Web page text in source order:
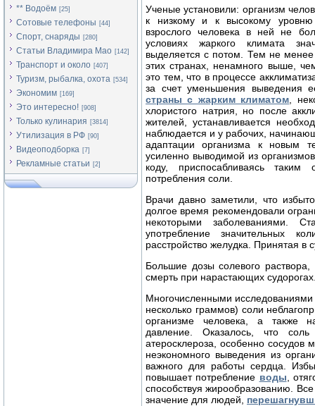
** Водоём [25]
Сотовые телефоны [44]
Спорт, снаряды [280]
Статьи Владимира Мао [142]
Транспорт и около [407]
Туризм, рыбалка, охота [534]
Экономим [169]
Это интересно! [908]
Только кулинария [3814]
Утилизация в РФ [90]
Видеоподборка [7]
Рекламные статьи [2]
Ученые установили: организм
к низкому и к высокому уровню
взрослого человека в ней не
условиях жаркого климата
выделяется с потом. Тем не
этих странах, ненамного выше,
это тем, что в процессе
за счет уменьшения выведения
страны с жарким климатом ,
хлористого натрия, но после
жителей, устанавливается
наблюдается и у рабочих,
адаптации организма к новым
усиленно выводимой из
коду, приспосабливаясь
потребления соли.
Врачи давно заметили, что
долгое время рекомендовали
некоторыми заболеваниями.
употребление значительных
расстройство желудка. Принятая в
Большие дозы солевого
смерть при нарастающих
Многочисленными исследованиями
несколько граммов) соли
организме человека, а также
давление. Оказалось, что
атеросклероза, особенно сосудов
неэкономного выведения из
важного для работы сердца.
повышает потребление воды ,
способствуя жирообразованию.
значение для людей,